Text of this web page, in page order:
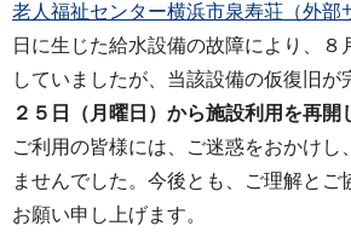
老人福祉センター横浜市泉寿荘（外部
日に生じた給水設備の故障により、８
していましたが、当該設備の仮復旧が
２５日（月曜日）から施設利用を再開
ご利用の皆様には、ご迷惑をおかけし
ませんでした。今後とも、ご理解とご
お願い申し上げます。